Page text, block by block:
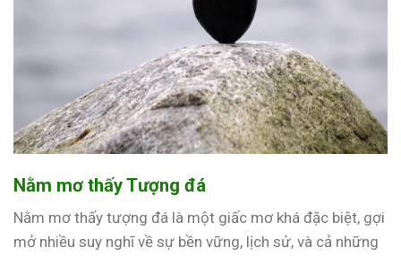
Nằm mơ thấy Tượng đá
Nằm mơ thấy tượng đá là một giấc mơ khá đặc biệt, gợi
mở nhiều suy nghĩ về sự bền vững, lịch sử, và cả những